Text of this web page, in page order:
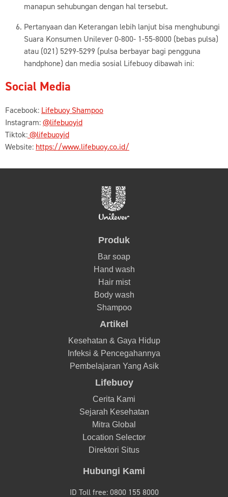
manapun sehubungan dengan hal tersebut.
Pertanyaan dan Keterangan lebih lanjut bisa menghubungi
Suara Konsumen Unilever 0-800- 1-55-8000 (bebas pulsa)
atau (021) 5299-5299 (pulsa berbayar bagi pengguna
handphone) dan media sosial Lifebuoy dibawah ini:
Social Media
Facebook: Lifebuoy Shampoo
Instagram: @lifebuoyid
Tiktok: @lifebuoyid
Website: https://www.lifebuoy.co.id/
Produk
Bar soap
Hand wash
Hair mist
Body wash
Shampoo
Artikel
Kesehatan & Gaya Hidup
Infeksi & Pencegahannya
Pembelajaran Yang Asik
Lifebuoy
Cerita Kami
Sejarah Kesehatan
Mitra Global
Location Selector
Direktori Situs
Hubungi Kami
ID Toll free: 0800 155 8000